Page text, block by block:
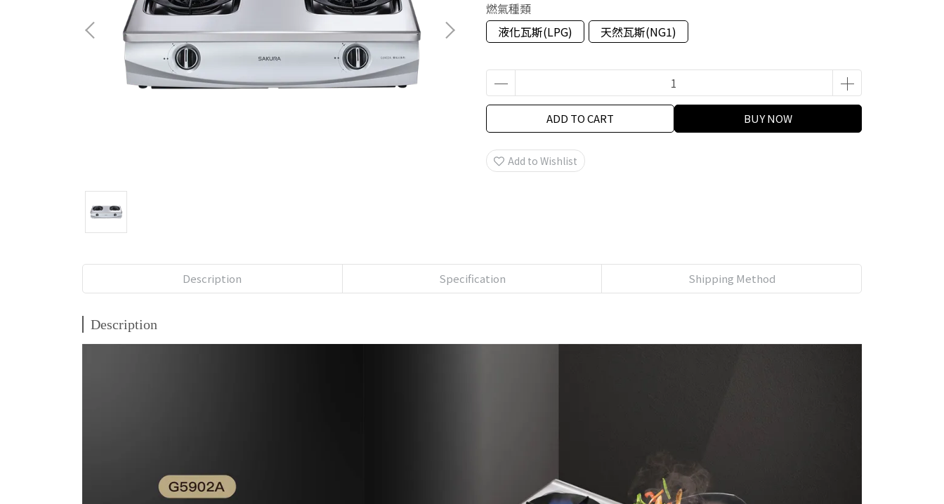
燃氣種類
液化瓦斯(LPG)
天然瓦斯(NG1)
ADD TO CART BUY NOW
Add to Wishlist
Description Specification Shipping Method
Description